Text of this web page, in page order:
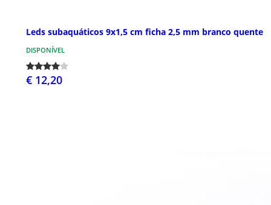
Leds subaquáticos 9x1,5 cm ficha 2,5 mm branco quente
DISPONÍVEL
€ 12,20